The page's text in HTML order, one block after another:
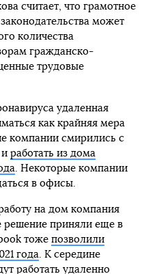
считает, что грамотное
может
количества
гражданско-
трудовые
удаленная
как крайняя мера
компании смирились с
и работать из дома
. Некоторые компании
в офисы.
на дом компания
приняли еще в
тоже позволили
года . К середине
работать удаленно